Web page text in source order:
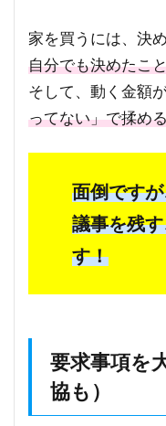
家を買うには、決
自分でも決めたこ
そして、動く金額
ってない」で揉め
面倒です
議事を残
す！
要求事項を
協も）